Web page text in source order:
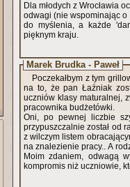
Dla młodych z Wrocławia
odwagi (nie wspominając
do myślenia, a każde
pięknym kraju.
Marek Brudka - Paweł
Poczekałbym z tym
na to, że pan Łaźniak
uczniów klasy maturalnej,
pracownika budżetówki.
Oni, po pewnej liczbie
przypuszczalnie został od
z wilczym listem
na znalezienie pracy.. A
Moim zdaniem, odwagą
kompromis niż uczniowie,